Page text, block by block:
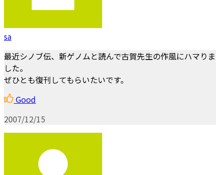
sa
最近シノブ伝、新ゲノムと読んで古賀先生の作風にハマりま
した。
ぜひとも復刊してもらいたいです。
Good
2007/12/15